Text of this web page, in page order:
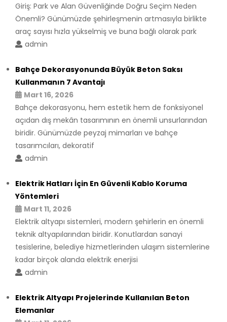
Giriş: Park ve Alan Güvenliğinde Doğru Seçim Neden
Önemli? Günümüzde şehirleşmenin artmasıyla birlikte
araç sayısı hızla yükselmiş ve buna bağlı olarak park
admin
Bahçe Dekorasyonunda Büyük Beton Saksı
Kullanmanın 7 Avantajı
Mart 16, 2026
Bahçe dekorasyonu, hem estetik hem de fonksiyonel
açıdan dış mekân tasarımının en önemli unsurlarından
biridir. Günümüzde peyzaj mimarları ve bahçe
tasarımcıları, dekoratif
admin
Elektrik Hatları İçin En Güvenli Kablo Koruma
Yöntemleri
Mart 11, 2026
Elektrik altyapı sistemleri, modern şehirlerin en önemli
teknik altyapılarından biridir. Konutlardan sanayi
tesislerine, belediye hizmetlerinden ulaşım sistemlerine
kadar birçok alanda elektrik enerjisi
admin
Elektrik Altyapı Projelerinde Kullanılan Beton
Elemanlar